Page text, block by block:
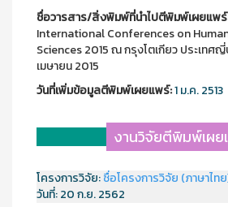
ชื่อวารสาร/สิ่งพิมพ์ที่นำไปตีพิมพ์เผยแพ
International Conferences on
Sciences 2015 ณ กรุงโตเกียว ประเทศญี่
เมษายน 2015
วันที่เพิ่มข้อมูลตีพิมพ์เผยแพร์:1 ม.ค. 2513
งานวิจัยตีพิมพ์เผ
โครงการวิจัย:ชื่อโครงการวิจัย (ภาษาไท
วันที่:20 ก.ย. 2562